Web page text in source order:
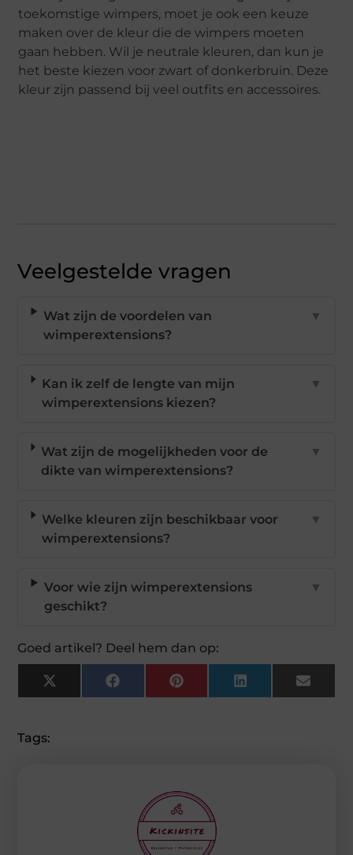
toekomstige wimpers, moet je ook een keuze
maken over de kleur die de wimpers moeten
gaan hebben. Wil je neutrale kleuren, dan kun je
het beste kiezen voor zwart of donkerbruin. Deze
kleur zijn passend bij veel outfits en accessoires.
Veelgestelde vragen
Wat zijn de voordelen van
wimperextensions?
▼
Kan ik zelf de lengte van mijn
wimperextensions kiezen?
▼
Wat zijn de mogelijkheden voor de
dikte van wimperextensions?
▼
Welke kleuren zijn beschikbaar voor
wimperextensions?
▼
Voor wie zijn wimperextensions
geschikt?
▼
Goed artikel? Deel hem dan op:
X
(Twitter)
FacebookPinterestLinkedIn Email
Tags: